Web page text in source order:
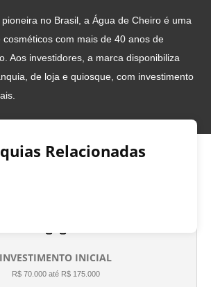
no Brasil, a Água de Cheiro é uma
com mais de 40 anos de
Aos investidores, a marca disponibiliza
de loja e quiosque, com investimento
Relacionadas
INVESTIMENTO INICIAL
R$ 70.000 até R$ 175.000